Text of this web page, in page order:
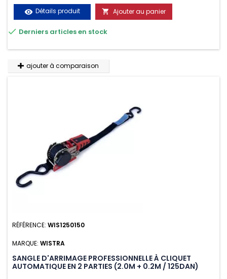
d'arrimer et de sécuriser vos chargements pendant le
transport. Matière polyester très résistante aux UV et aux
variations de températures, n'absorbe pas l'eau.
visibility Détails produit  Ajouter au panier
 Derniers articles en stock
ajouter à comparaison
RÉFÉRENCE: WIS1250150
MARQUE: WISTRA
SANGLE D'ARRIMAGE PROFESSIONNELLE À CLIQUET
AUTOMATIQUE EN 2 PARTIES (2.0M + 0.2M / 125DAN)